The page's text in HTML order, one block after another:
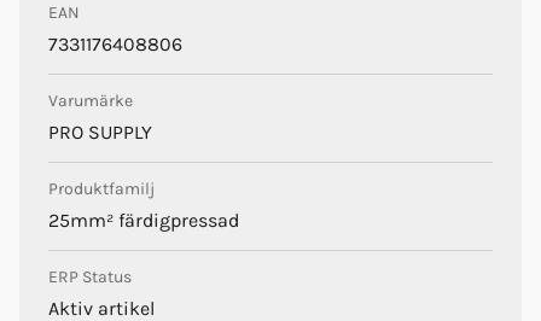
Pro Supply
EAN
7331176408806
Varumärke
PRO SUPPLY
Produktfamilj
25mm² färdigpressad
ERP Status
Aktiv artikel